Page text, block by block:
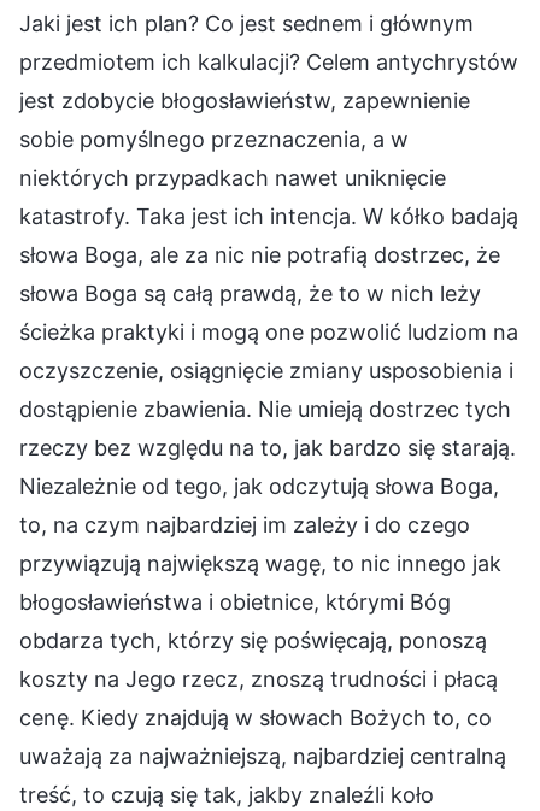
Jaki jest ich plan? Co jest sednem i głównym
przedmiotem ich kalkulacji? Celem antychrystów
jest zdobycie błogosławieństw, zapewnienie
sobie pomyślnego przeznaczenia, a w
niektórych przypadkach nawet uniknięcie
katastrofy. Taka jest ich intencja. W kółko badają
słowa Boga, ale za nic nie potrafią dostrzec, że
słowa Boga są całą prawdą, że to w nich leży
ścieżka praktyki i mogą one pozwolić ludziom na
oczyszczenie, osiągnięcie zmiany usposobienia i
dostąpienie zbawienia. Nie umieją dostrzec tych
rzeczy bez względu na to, jak bardzo się starają.
Niezależnie od tego, jak odczytują słowa Boga,
to, na czym najbardziej im zależy i do czego
przywiązują największą wagę, to nic innego jak
błogosławieństwa i obietnice, którymi Bóg
obdarza tych, którzy się poświęcają, ponoszą
koszty na Jego rzecz, znoszą trudności i płacą
cenę. Kiedy znajdują w słowach Bożych to, co
uważają za najważniejszą, najbardziej centralną
treść, to czują się tak, jakby znaleźli koło